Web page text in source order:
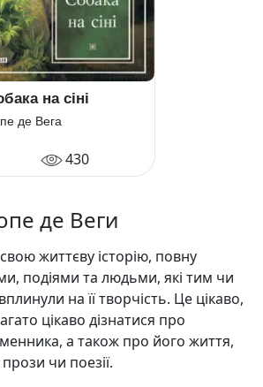
на сіні
де Вега
430
де Веги
життєву історію, повну
подіями та людьми, які тим чи
на її творчість. Це цікаво,
цікаво дізнатися про
а також про його життя,
чи поезії.